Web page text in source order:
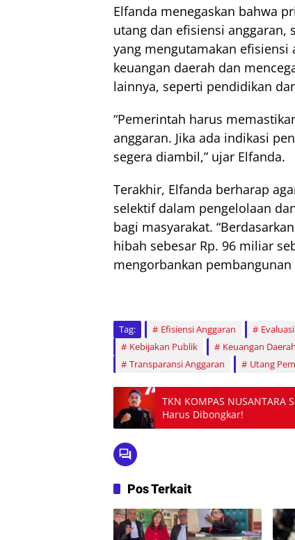
Elfanda menegaskan bahwa
utang dan efisiensi anggaran,
yang mengutamakan efisiensi
keuangan daerah dan
lainnya, seperti pendidikan
“Pemerintah harus
anggaran. Jika ada indikasi
segera diambil,” ujar Elfanda.
Terakhir, Elfanda berharap
selektif dalam pengelolaan
bagi masyarakat.
hibah sebesar Rp. 96 miliar
mengorbankan
Tag: Efisiensi Anggaran
Kebijakan Publik
Keuangan Daerah
Transparansi Anggaran
Utang
TKN KOMPAS
Harus Dibongkar!
Pos Terkait